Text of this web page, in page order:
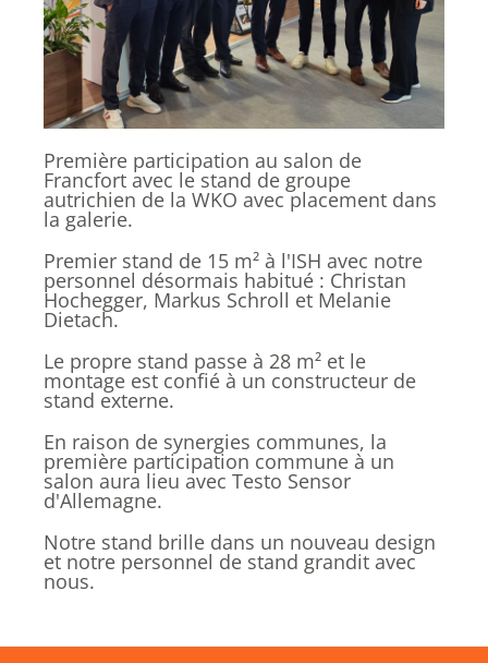
Première participation au salon de
Francfort avec le stand de groupe
autrichien de la WKO avec placement dans
la galerie.
Premier stand de 15 m² à l'ISH avec notre
personnel désormais habitué : Christan
Hochegger, Markus Schroll et Melanie
Dietach.
Le propre stand passe à 28 m² et le
montage est confié à un constructeur de
stand externe.
En raison de synergies communes, la
première participation commune à un
salon aura lieu avec Testo Sensor
d'Allemagne.
Notre stand brille dans un nouveau design
et notre personnel de stand grandit avec
nous.